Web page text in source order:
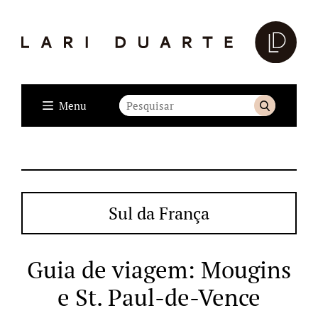
Menu
Sul da França
Guia de viagem: Mougins
e St. Paul-de-Vence